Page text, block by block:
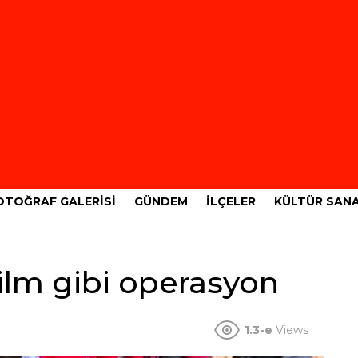
GALERISI GÜNDEM İLÇELER KÜLTÜR
gibi operasyon
1.3-e Views